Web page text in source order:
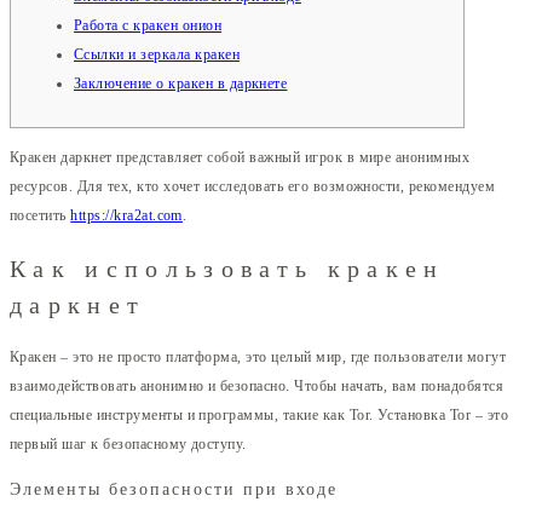
Работа с кракен онион
Ссылки и зеркала кракен
Заключение о кракен в даркнете
Кракен даркнет представляет собой важный игрок в мире анонимных
ресурсов. Для тех, кто хочет исследовать его возможности, рекомендуем
посетитьhttps://kra2at.com.
Как использовать кракен
даркнет
Кракен – это не просто платформа, это целый мир, где пользователи могут
взаимодействовать анонимно и безопасно. Чтобы начать, вам понадобятся
специальные инструменты и программы, такие как Tor. Установка Tor – это
первый шаг к безопасному доступу.
Элементы безопасности при входе